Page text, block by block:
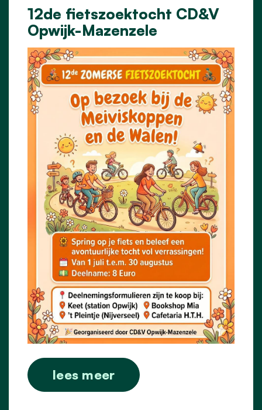
12de fietszoektocht CD&V
Opwijk-Mazenzele
lees meer